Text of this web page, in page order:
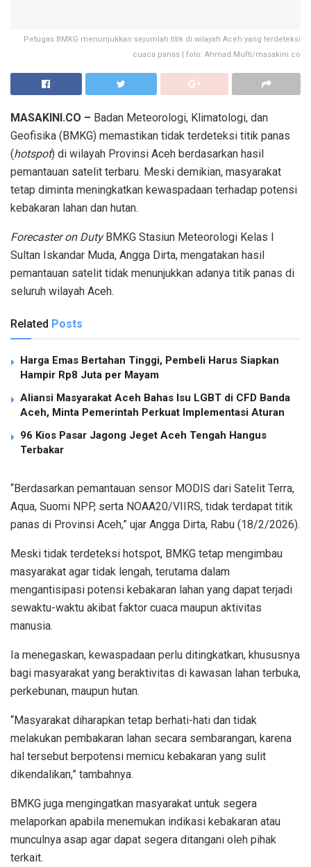
Petugas BMKG menunjukkan sejumlah titik di wilayah Aceh yang terdeteksi
cuaca panas | foto: Ahmad Mufti/masakini.co
MASAKINI.CO – Badan Meteorologi, Klimatologi, dan
Geofisika (BMKG) memastikan tidak terdeteksi titik panas
(hotspot) di wilayah Provinsi Aceh berdasarkan hasil
pemantauan satelit terbaru. Meski demikian, masyarakat
tetap diminta meningkatkan kewaspadaan terhadap potensi
kebakaran lahan dan hutan.
Forecaster on DutyBMKG Stasiun Meteorologi Kelas I
Sultan Iskandar Muda, Angga Dirta, mengatakan hasil
pemantauan satelit tidak menunjukkan adanya titik panas di
seluruh wilayah Aceh.
Related Posts
Harga Emas Bertahan Tinggi, Pembeli Harus Siapkan
Hampir Rp8 Juta per Mayam
Aliansi Masyarakat Aceh Bahas Isu LGBT di CFD Banda
Aceh, Minta Pemerintah Perkuat Implementasi Aturan
96 Kios Pasar Jagong Jeget Aceh Tengah Hangus
Terbakar
“Berdasarkan pemantauan sensor MODIS dari Satelit Terra,
Aqua, Suomi NPP, serta NOAA20/VIIRS, tidak terdapat titik
panas di Provinsi Aceh,” ujar Angga Dirta, Rabu (18/2/2026).
Meski tidak terdeteksi hotspot, BMKG tetap mengimbau
masyarakat agar tidak lengah, terutama dalam
mengantisipasi potensi kebakaran lahan yang dapat terjadi
sewaktu-waktu akibat faktor cuaca maupun aktivitas
manusia.
Ia menegaskan, kewaspadaan perlu ditingkatkan, khususnya
bagi masyarakat yang beraktivitas di kawasan lahan terbuka,
perkebunan, maupun hutan.
“Masyarakat diharapkan tetap berhati-hati dan tidak
melakukan pembakaran lahan secara sembarangan, karena
hal tersebut berpotensi memicu kebakaran yang sulit
dikendalikan,” tambahnya.
BMKG juga mengingatkan masyarakat untuk segera
melaporkan apabila menemukan indikasi kebakaran atau
munculnya asap agar dapat segera ditangani oleh pihak
terkait.